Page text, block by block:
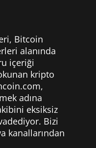
Bitcoin
alanında
içeriği
kripto
adına
eksiksiz
Bizi
kanallarından